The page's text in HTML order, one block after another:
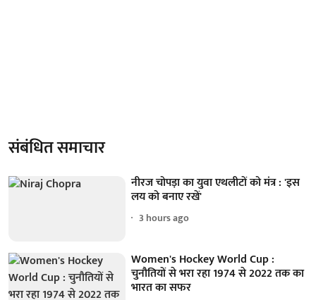
संबंधित समाचार
नीरज चोपड़ा का युवा एथलीटों को मंत्र : 'इस
लय को बनाए रखें'
3 hours ago
Women's Hockey World Cup :
चुनौतियों से भरा रहा 1974 से 2022 तक का
भारत का सफर